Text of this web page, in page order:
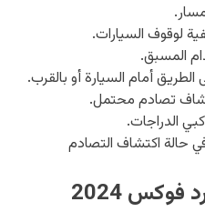
لوقوف السيارات.
المسبق.
أمام السيارة أو بالقرب.
تصادم محتمل.
الدراجات.
حالة اكتشاف التصادم
2024